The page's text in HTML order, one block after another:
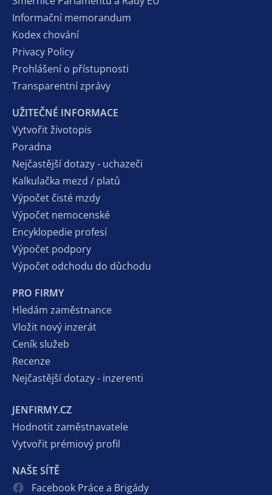
Informační memorandum
Kodex chování
Privacy Policy
Prohlášení o přístupnosti
Transparentní zprávy
UŽITEČNÉ INFORMACE
Vytvořit životopis
Poradna
Nejčastější dotazy - uchazeči
Kalkulačka mezd / platů
Výpočet čisté mzdy
Výpočet nemocenské
Encyklopedie profesí
Výpočet podpory
Výpočet odchodu do důchodu
PRO FIRMY
Hledám zaměstnance
Vložit nový inzerát
Ceník služeb
Recenze
Nejčastější dotazy - inzerenti
JENFIRMY.CZ
Hodnotit zaměstnavatele
Vytvořit prémiový profil
NAŠE SÍTĚ
Facebook Práce a Brigády